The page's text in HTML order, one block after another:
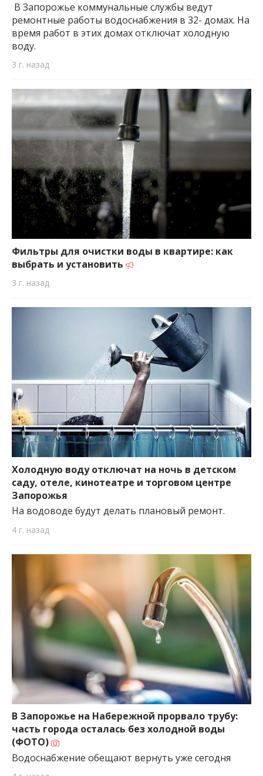
В Запорожье коммунальные службы ведут
ремонтные работы водоснабжения в 32- домах. На
время работ в этих домах отключат холодную
воду.
3 г. назад
Фильтры для очистки воды в квартире: как
выбрать и установить
3 г. назад
Холодную воду отключат на ночь в детском
саду, отеле, кинотеатре и торговом центре
Запорожья
На водоводе будут делать плановый ремонт.
4 г. назад
В Запорожье на Набережной прорвало трубу:
часть города осталась без холодной воды
(ФОТО)
Водоснабжение обещают вернуть уже сегодня